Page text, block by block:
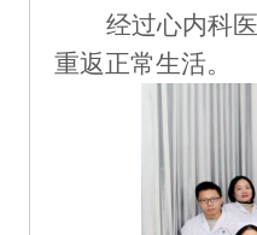
经过心内科
重返正常生活。